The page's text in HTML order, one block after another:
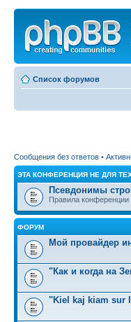
Список форумов
Сообщения без ответов •
ЭТА КОНФЕРЕНЦИЯ НЕ ДЛЯ
Псевдонимы
Правила конференции
ФОРУМ
Мой провайдер
"Как и когда на
"Kiel kaj kiam sur